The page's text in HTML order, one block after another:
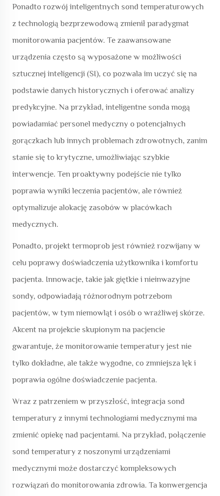
Ponadto rozwój inteligentnych sond temperaturowych
z technologią bezprzewodową zmienił paradygmat
monitorowania pacjentów. Te zaawansowane
urządzenia często są wyposażone w możliwości
sztucznej inteligencji (SI), co pozwala im uczyć się na
podstawie danych historycznych i oferować analizy
predykcyjne. Na przykład, inteligentne sonda mogą
powiadamiać personel medyczny o potencjalnych
gorączkach lub innych problemach zdrowotnych, zanim
stanie się to krytyczne, umożliwiając szybkie
interwencje. Ten proaktywny podejście nie tylko
poprawia wyniki leczenia pacjentów, ale również
optymalizuje alokację zasobów w placówkach
medycznych.
Ponadto, projekt termoprob jest również rozwijany w
celu poprawy doświadczenia użytkownika i komfortu
pacjenta. Innowacje, takie jak giętkie i nieinwazyjne
sondy, odpowiadają różnorodnym potrzebom
pacjentów, w tym niemowląt i osób o wrażliwej skórze.
Akcent na projekcie skupionym na pacjencie
gwarantuje, że monitorowanie temperatury jest nie
tylko dokładne, ale także wygodne, co zmniejsza lęk i
poprawia ogólne doświadczenie pacjenta.
Wraz z patrzeniem w przyszłość, integracja sond
temperatury z innymi technologiami medycznymi ma
zmienić opiekę nad pacjentami. Na przykład, połączenie
sond temperatury z noszonymi urządzeniami
medycznymi może dostarczyć kompleksowych
rozwiązań do monitorowania zdrowia. Ta konwergencja